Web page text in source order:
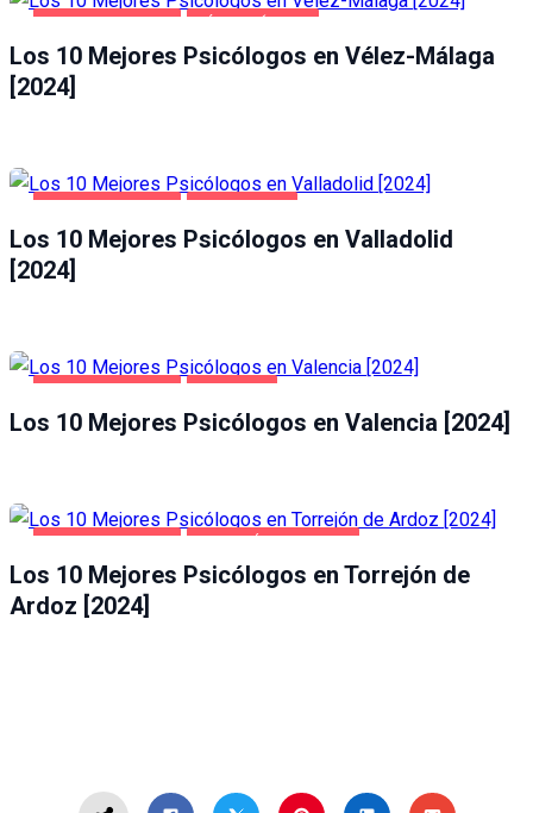
Los 10 Mejores Psicólogos en Vélez-Málaga
[2024]
Los 10 Mejores Psicólogos en Valladolid
[2024]
Los 10 Mejores Psicólogos en Valencia [2024]
Los 10 Mejores Psicólogos en Torrejón de
Ardoz [2024]